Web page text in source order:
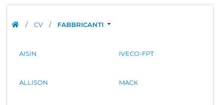
/ CV / FABBRICANTI
AISIN
ALLISON
IVECO-FPT
MACK